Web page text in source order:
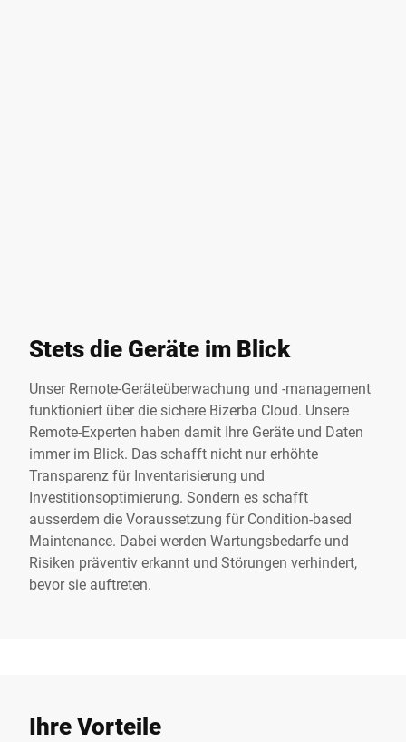
Stets die Geräte im Blick
Unser Remote-Geräteüberwachung und -management
funktioniert über die sichere Bizerba Cloud. Unsere
Remote-Experten haben damit Ihre Geräte und Daten
immer im Blick. Das schafft nicht nur erhöhte
Transparenz für Inventarisierung und
Investitionsoptimierung. Sondern es schafft
ausserdem die Voraussetzung für Condition-based
Maintenance. Dabei werden Wartungsbedarfe und
Risiken präventiv erkannt und Störungen verhindert,
bevor sie auftreten.
Ihre Vorteile